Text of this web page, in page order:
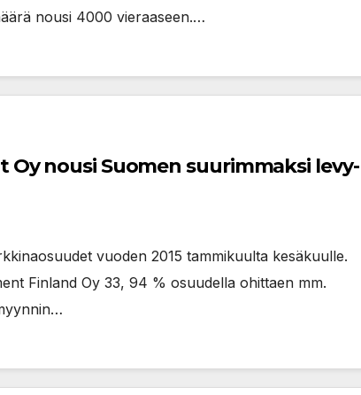
nousi 4000 vieraaseen.…
nousi Suomen suurimmaksi levy-
vuoden 2015 tammikuulta kesäkuulle.
Finland Oy 33, 94 % osuudella ohittaen mm.